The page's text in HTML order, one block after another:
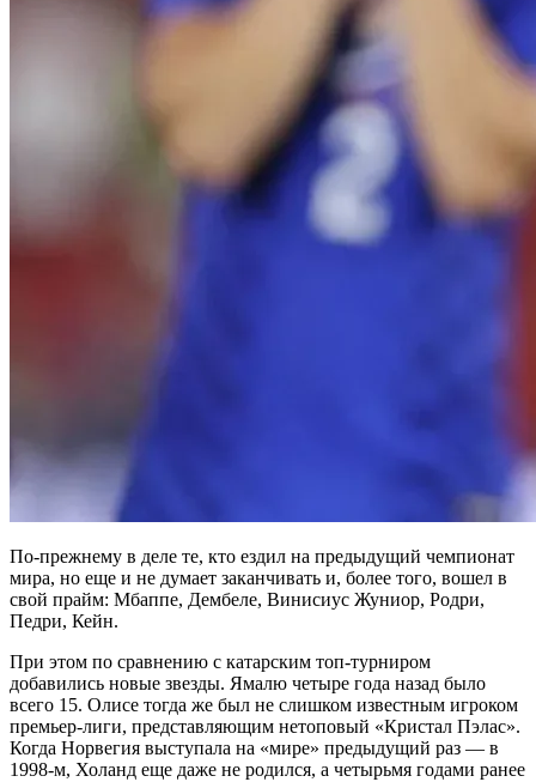
По-прежнему в деле те, кто ездил на предыдущий чемпионат
мира, но еще и не думает заканчивать и, более того, вошел в
свой прайм: Мбаппе, Дембеле, Винисиус Жуниор, Родри,
Педри, Кейн.
При этом по сравнению с катарским топ-турниром
добавились новые звезды. Ямалю четыре года назад было
всего 15. Олисе тогда же был не слишком известным игроком
премьер-лиги, представляющим нетоповый «Кристал Пэлас».
Когда Норвегия выступала на «мире» предыдущий раз — в
1998-м, Холанд еще даже не родился, а четырьмя годами ранее